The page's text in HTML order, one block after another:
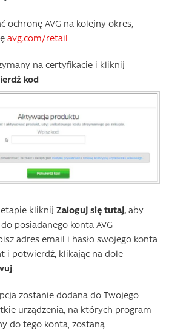
ochronę AVG na kolejny okres,
avg.com/retail
na certyfikacie i kliknij
kod
kliknij Zaloguj się tutaj, aby
posiadanego konta AVG
adres email i hasło swojego konta
i potwierdź, klikając na dole
.
zostanie dodana do Twojego
urządzenia, na których program
do tego konta, zostaną